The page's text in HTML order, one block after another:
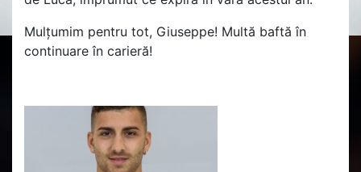
Mulțumim pentru tot, Giuseppe! Multă baftă în
continuare în carieră!